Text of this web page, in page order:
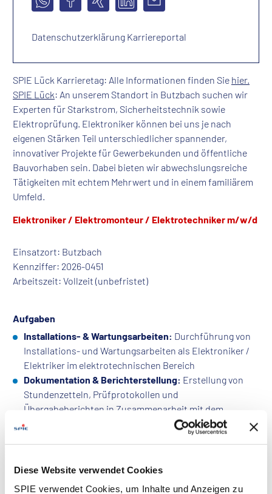
Diese Website verwendet Cookies
SPIE verwendet Cookies, um Inhalte und Anzeigen zu
SPIE Lück Karrieretag: Alle Informationen finden Sie hier.
SPIE Lück: An unserem Standort in Butzbach suchen wir
Experten für Starkstrom, Sicherheitstechnik sowie
Elektroprüfung. Elektroniker können bei uns je nach
eigenen Stärken Teil unterschiedlicher spannender,
innovativer Projekte für Gewerbekunden und öffentliche
Bauvorhaben sein. Dabei bieten wir abwechslungsreiche
Tätigkeiten mit echtem Mehrwert und in einem familiärem
Umfeld.
Elektroniker / Elektromonteur / Elektrotechniker m/w/d
Einsatzort: Butzbach
Kennziffer: 2026-0451
Arbeitszeit: Vollzeit (unbefristet)
Aufgaben
Installations- & Wartungsarbeiten: Durchführung von
Installations- und Wartungsarbeiten als Elektroniker /
Elektriker im elektrotechnischen Bereich
Dokumentation & Berichterstellung: Erstellung von
Stundenzetteln, Prüfprotokollen und
Übergabeberichten in Zusammenarbeit mit dem
Bauleiter
Aktualisierung von
Baubesprechungen:Gelegentliche Teilnahme an
Datenschutzerklärung Karriereportal